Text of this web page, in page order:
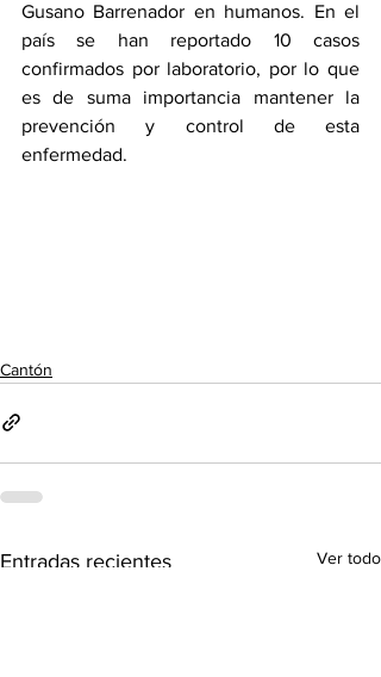
Gusano Barrenador en humanos. En el
país se han reportado 10 casos
confirmados por laboratorio, por lo que
es de suma importancia mantener la
prevención y control de esta
enfermedad.
Cantón
Entradas recientes Ver todo